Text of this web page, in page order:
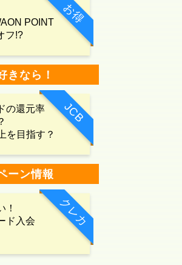
お得
POINT
フ!?
きなら！
JCB
の還元率
を目指す？
ーン情報
クレカ
！
ド入会